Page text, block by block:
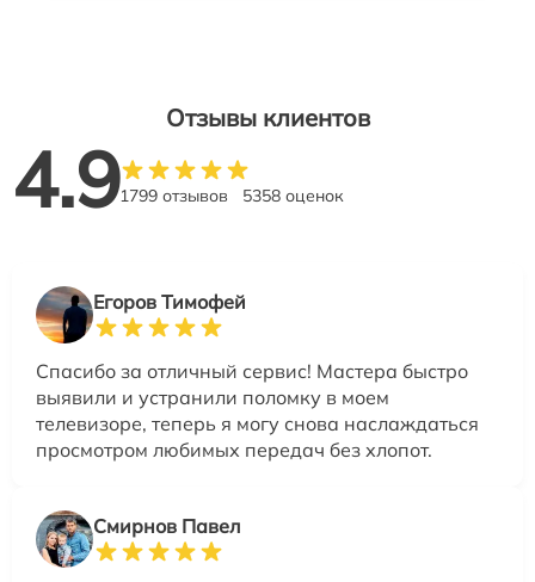
Отзывы клиентов
4.91799 отзывов 5358 оценок
Егоров Тимофей
Спасибо за отличный сервис! Мастера быстро
выявили и устранили поломку в моем
телевизоре, теперь я могу снова наслаждаться
просмотром любимых передач без хлопот.
Смирнов Павел